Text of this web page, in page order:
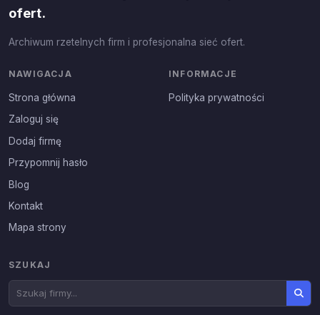
ofert.
Archiwum rzetelnych firm i profesjonalna sieć ofert.
NAWIGACJA
Strona główna
Zaloguj się
Dodaj firmę
Przypomnij hasło
Blog
Kontakt
Mapa strony
INFORMACJE
Polityka prywatności
SZUKAJ